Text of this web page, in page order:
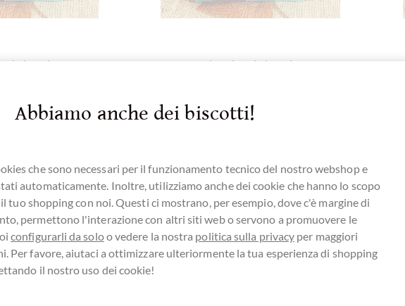
de-luxe.de
im Set
2024)
Michaela Schupp
esaurito!
chocolats-de-luxe.de
Cioccolatini in un set
(Edizione maggio 2025)
tedesco)
Dettagli
Attualmente esaurito!
Abbiamo anche dei biscotti!
che sono necessari per il funzionamento tecnico del nostro webshop e
automaticamente. Inoltre, utilizziamo anche dei cookie che hanno lo scopo
tuo shopping con noi. Questi ci mostrano, per esempio, dove c'è margine di
permettono l'interazione con altri siti web o servono a promuovere le
configurarli da soloo vedere la nostra politica sulla privacy per maggiori
Per favore, aiutaci a ottimizzare ulteriormente la tua esperienza di shopping
il nostro uso dei cookie!